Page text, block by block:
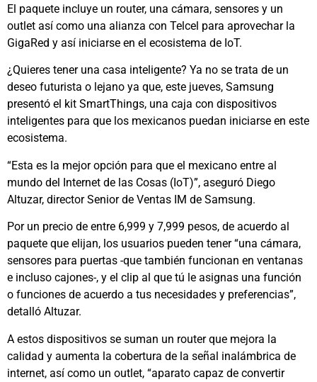
El paquete incluye un router, una cámara, sensores y un
outlet así como una alianza con Telcel para aprovechar la
GigaRed y así iniciarse en el ecosistema de IoT.
¿Quieres tener una casa inteligente? Ya no se trata de un
deseo futurista o lejano ya que, este jueves, Samsung
presentó el kit SmartThings, una caja con dispositivos
inteligentes para que los mexicanos puedan iniciarse en este
ecosistema.
“Esta es la mejor opción para que el mexicano entre al
mundo del Internet de las Cosas (IoT)”, aseguró Diego
Altuzar, director Senior de Ventas IM de Samsung.
Por un precio de entre 6,999 y 7,999 pesos, de acuerdo al
paquete que elijan, los usuarios pueden tener “una cámara,
sensores para puertas -que también funcionan en ventanas
e incluso cajones-, y el clip al que tú le asignas una función
o funciones de acuerdo a tus necesidades y preferencias”,
detalló Altuzar.
A estos dispositivos se suman un router que mejora la
calidad y aumenta la cobertura de la señal inalámbrica de
internet, así como un outlet, “aparato capaz de convertir